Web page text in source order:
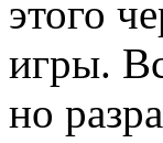
этого
игры.
но